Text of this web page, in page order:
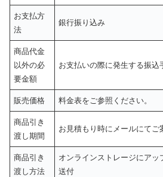
お支払方
法
銀行振り込み
商品代金
以外の必
要金額
お支払いの際に発生する振込
販売価格 料金表をご参照ください。
商品引き
渡し期間
お見積もり時にメールにてご
商品引き
渡し方法
オンラインストレージにア
送付